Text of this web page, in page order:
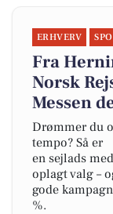
ERHVERV
Fra
Norsk
Messen
Drømmer du
tempo? Så er
en sejlads
oplagt valg –
gode
%.